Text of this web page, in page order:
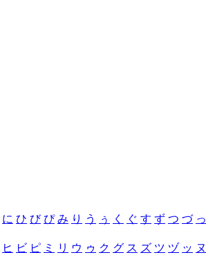
に ひ び ぴ み り う ぅ く ぐ す ず つ づ っ
ヒ ビ ピ ミ リ ウ ゥ ク グ ス ズ ツ ヅ ッ ヌ